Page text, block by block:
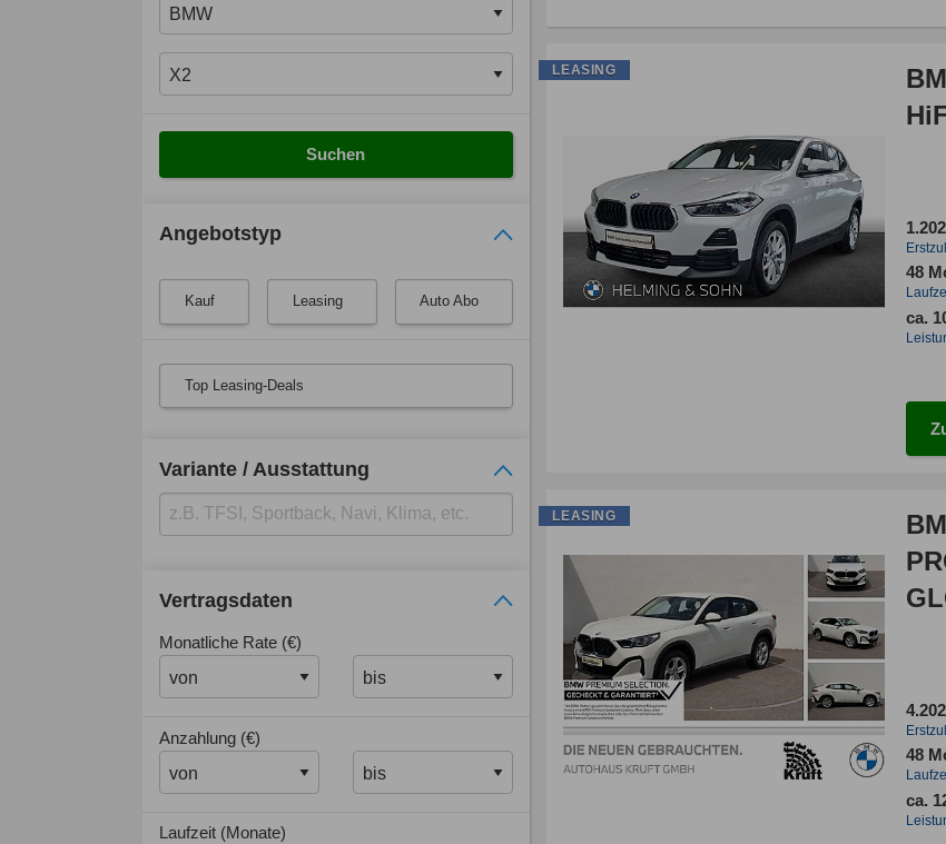
Suchen
Angebotstyp
Kauf Leasing Auto Abo
Top Leasing-Deals
Variante / Ausstattung
Vertragsdaten
Monatliche Rate (€)
Anzahlung (€)
Laufzeit (Monate)
48
ca.
LEASING
48
ca.
LEASING